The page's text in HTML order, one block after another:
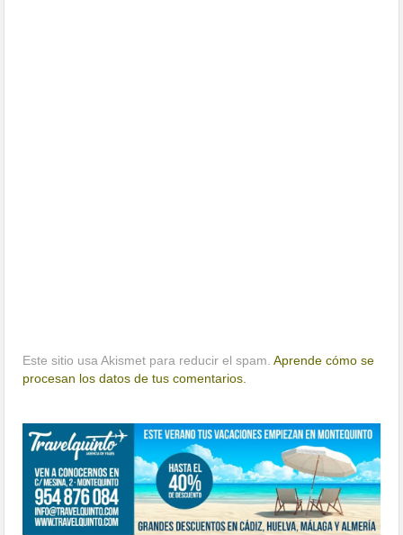
Este sitio usa Akismet para reducir el spam.Aprende cómo se
procesan los datos de tus comentarios.